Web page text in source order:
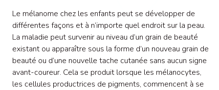
Le mélanome chez les enfants peut se développer de
différentes façons et à n’importe quel endroit sur la peau.
La maladie peut survenir au niveau d’un grain de beauté
existant ou apparaître sous la forme d’un nouveau grain de
beauté ou d’une nouvelle tache cutanée sans aucun signe
avant-coureur. Cela se produit lorsque les mélanocytes,
les cellules productrices de pigments, commencent à se